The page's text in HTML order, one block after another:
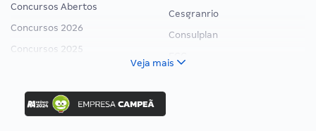
Concursos Abertos
Concursos 2026
Concursos 2025
Concurso Nacional Unificado
Concurso Ibama
Concurso MPU
Cesgranrio
Consulplan
Veja mais